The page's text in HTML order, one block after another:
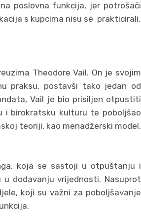
poslovna funkcija, jer potrošači
s kupcima nisu se prakticirali.
Theodore Vail. On je svojim
praksu, postavši tako jedan od
Vail je bio prisiljen otpustiti
i birokratsku kulturu te poboljšao
teoriji, kao menadžerski model,
koja se sastoji u otpuštanju i
dodavanju vrijednosti. Nasuprot
koji su važni za poboljšavanje